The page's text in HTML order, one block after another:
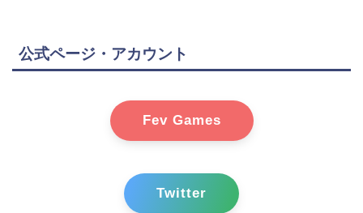
公式ページ・アカウント
Fev Games
Twitter